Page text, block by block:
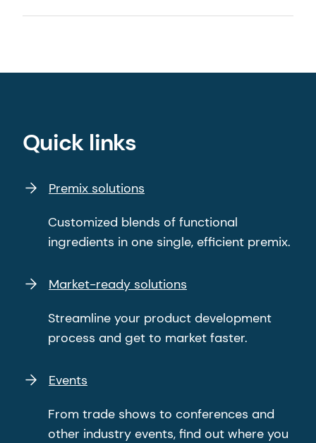
Quick links
Premix solutions
Customized blends of functional
ingredients in one single, efficient premix.
Market-ready solutions
Streamline your product development
process and get to market faster.
Events
From trade shows to conferences and
other industry events, find out where you